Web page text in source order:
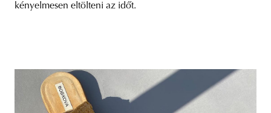
kényelmesen eltölteni az időt.